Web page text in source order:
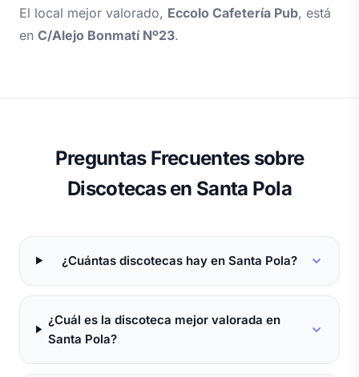
El local mejor valorado, Eccolo Cafetería Pub, está
en C/Alejo Bonmatí Nº23.
Preguntas Frecuentes sobre
Discotecas en Santa Pola
¿Cuántas discotecas hay en Santa Pola?
¿Cuál es la discoteca mejor valorada en
Santa Pola?